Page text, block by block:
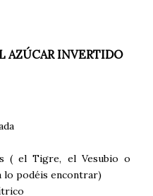
AZÚCAR INVERTIDO
( el Tigre, el Vesubio o
lo podéis encontrar)